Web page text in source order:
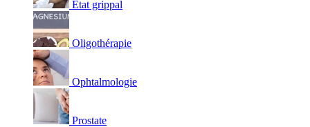
Etat grippal
Oligothérapie
Ophtalmologie
Prostate